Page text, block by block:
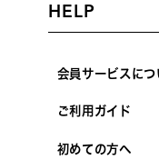
HELP
会員サービスにつ
ご利用ガイド
初めての方へ